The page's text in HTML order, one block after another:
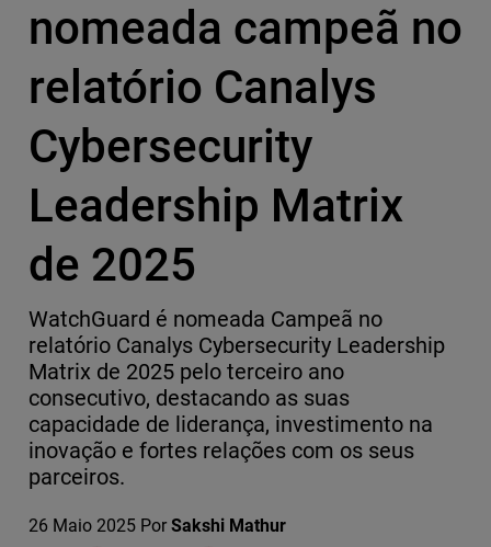
nomeada campeã no
relatório Canalys
Cybersecurity
Leadership Matrix
de 2025
WatchGuard é nomeada Campeã no
relatório Canalys Cybersecurity Leadership
Matrix de 2025 pelo terceiro ano
consecutivo, destacando as suas
capacidade de liderança, investimento na
inovação e fortes relações com os seus
parceiros.
26 Maio 2025 Por Sakshi Mathur